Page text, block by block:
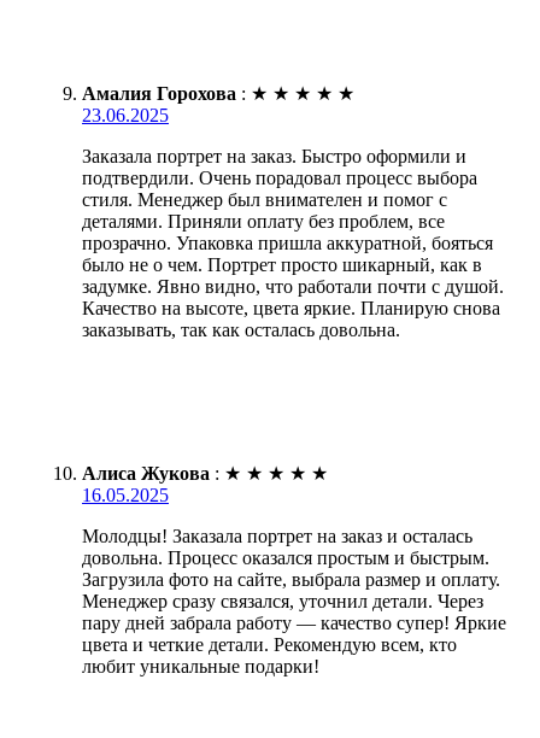
Амалия Горохова : ★ ★ ★ ★ ★
23.06.2025
Заказала портрет на заказ. Быстро оформили и
подтвердили. Очень порадовал процесс выбора
стиля. Менеджер был внимателен и помог с
деталями. Приняли оплату без проблем, все
прозрачно. Упаковка пришла аккуратной, бояться
было не о чем. Портрет просто шикарный, как в
задумке. Явно видно, что работали почти с душой.
Качество на высоте, цвета яркие. Планирую снова
заказывать, так как осталась довольна.
Алиса Жукова : ★ ★ ★ ★ ★
16.05.2025
Молодцы! Заказала портрет на заказ и осталась
довольна. Процесс оказался простым и быстрым.
Загрузила фото на сайте, выбрала размер и оплату.
Менеджер сразу связался, уточнил детали. Через
пару дней забрала работу — качество супер! Яркие
цвета и четкие детали. Рекомендую всем, кто
любит уникальные подарки!